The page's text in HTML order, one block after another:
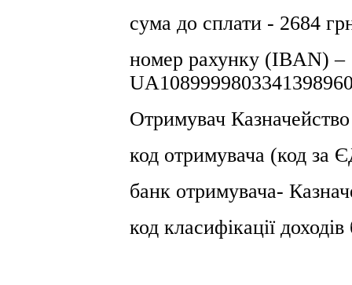
сума до сплати - 2684
номер рахунку (IBAN) –
Отримувач
код отримувача (код
банк отримувача-
код класифікації